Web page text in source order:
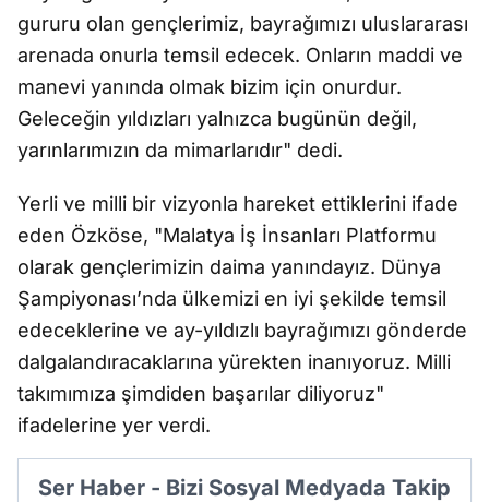
gururu olan gençlerimiz, bayrağımızı uluslararası
arenada onurla temsil edecek. Onların maddi ve
manevi yanında olmak bizim için onurdur.
Geleceğin yıldızları yalnızca bugünün değil,
yarınlarımızın da mimarlarıdır" dedi.
Yerli ve milli bir vizyonla hareket ettiklerini ifade
eden Özköse, "Malatya İş İnsanları Platformu
olarak gençlerimizin daima yanındayız. Dünya
Şampiyonası’nda ülkemizi en iyi şekilde temsil
edeceklerine ve ay-yıldızlı bayrağımızı gönderde
dalgalandıracaklarına yürekten inanıyoruz. Milli
takımımıza şimdiden başarılar diliyoruz"
ifadelerine yer verdi.
Ser Haber - Bizi Sosyal Medyada Takip